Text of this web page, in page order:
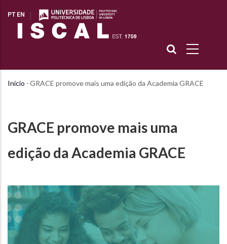
para
PT EN
GRACE promove mais uma
edição da Academia GRACE
Navegação
Início -GRACE promove mais uma edição da Academia GRACE